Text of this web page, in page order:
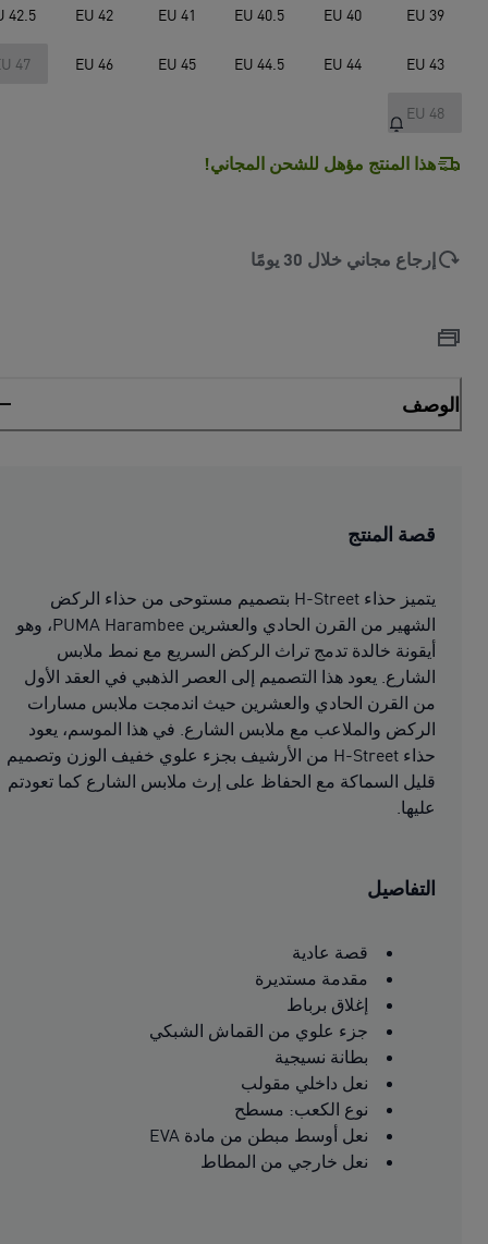
EU 39
EU 40
EU 40.5
EU 41
EU 42
42.5
EU 43
EU 44
EU 44.5
EU 45
EU 46
47
EU 48
هذا المنتج مؤهل للشحن المجاني!
إرجاع مجاني خلال 30 يومًا
الوصف
قصة المنتج
يتميز حذاء H-Street بتصميم مستوحى من حذاء الركض
الشهير من القرن الحادي والعشرين PUMA Harambee، وهو
أيقونة خالدة تدمج تراث الركض السريع مع نمط ملابس
الشارع. يعود هذا التصميم إلى العصر الذهبي في العقد الأول
من القرن الحادي والعشرين حيث اندمجت ملابس مسارات
الركض والملاعب مع ملابس الشارع. في هذا الموسم، يعود
حذاء H-Street من الأرشيف بجزء علوي خفيف الوزن وتصميم
قليل السماكة مع الحفاظ على إرث ملابس الشارع كما تعودتم
عليها.
التفاصيل
قصة عادية
مقدمة مستديرة
إغلاق برباط
جزء علوي من القماش الشبكي
بطانة نسيجية
نعل داخلي مقولب
نوع الكعب: مسطح
نعل أوسط مبطن من مادة EVA
نعل خارجي من المطاط